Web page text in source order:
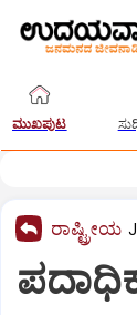
ಮುಖಪುಟ
ರಾಷ್ಟ್ರೀಯ